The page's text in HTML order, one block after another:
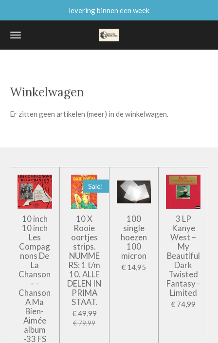
naar
de
levering binnen een week
Winkelwagen
Er zitten geen artikelen (meer) in de winkelwagen.
10 inch
10 inch
Les
Compag
nons De
La
Chanson
– -
Chanson
A Ma
Bien-
Aimée
album
-33 FS
Sale!
10 X
Rooie
oortjes
strips.
NUMME
RS: 1 t/m
10. ALLE
DELEN IN
PRIMA
STAAT.
€ 49,99
€ 79,99
100
single
hoezen
100
micron
€ 14,95
3 LP
Kanye
West –
My
Beautiful
Dark
Twisted
Fantasy -
Limited
€ 74,99